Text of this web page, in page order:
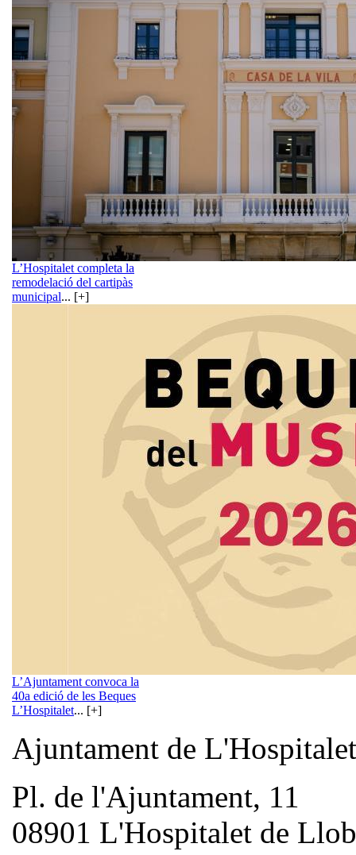
L’Hospitalet completa la
remodelació del cartipàs
municipal... [+]
L’Ajuntament convoca la
40a edició de les Beques
L’Hospitalet... [+]
Ajuntament de L'Hospitalet
Pl. de l'Ajuntament, 11
08901 L'Hospitalet de